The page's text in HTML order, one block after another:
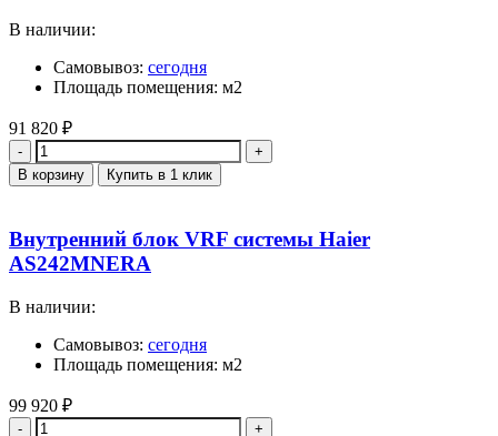
В наличии:
Самовывоз: сегодня
Площадь помещения: м2
91 820 ₽
Количество
В корзину Купить в 1 клик
Внутренний блок VRF системы Haier
AS242MNERA
В наличии:
Самовывоз: сегодня
Площадь помещения: м2
99 920 ₽
Количество